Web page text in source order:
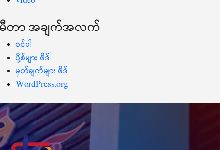
မီတာ အချက်အလက်
ဝင်ပါ
ပို့စ်များ ဖိဒ်
မှတ်ချက်များ ဖိဒ်
WordPress.org